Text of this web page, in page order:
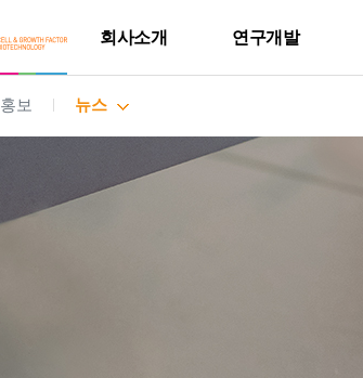
회사소개 연구개발
홍보 뉴스